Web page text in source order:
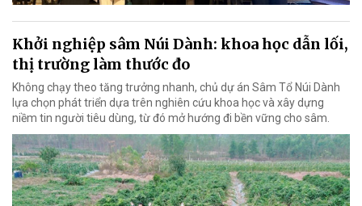
Khởi nghiệp sâm Núi Dành: khoa học dẫn lối,
thị trường làm thước đo
Không chạy theo tăng trưởng nhanh, chủ dự án Sâm Tổ Núi Dành
lựa chọn phát triển dựa trên nghiên cứu khoa học và xây dựng
niềm tin người tiêu dùng, từ đó mở hướng đi bền vững cho sâm.